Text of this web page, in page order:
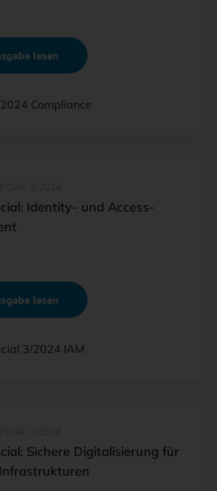
lesen
Identity- und Access-
lesen
Sichere Digitalisierung für